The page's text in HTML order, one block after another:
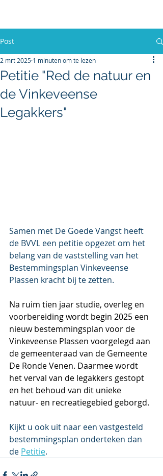
Post
Petitie "Red de natuur en
de Vinkeveense
Legakkers"
2 mrt 2025 1 minuten om te lezen
Samen met De Goede Vangst heeft
de BVVL een petitie opgezet om het
belang van de vaststelling van het
Bestemmingsplan Vinkeveense
Plassen kracht bij te zetten.
Na ruim tien jaar studie, overleg en
voorbereiding wordt begin 2025 een
nieuw bestemmingsplan voor de
Vinkeveense Plassen voorgelegd aan
de gemeenteraad van de Gemeente
De Ronde Venen. Daarmee wordt
het verval van de legakkers gestopt
en het behoud van dit unieke
natuur- en recreatiegebied geborgd.
Kijkt u ook uit naar een vastgesteld
bestemmingsplan onderteken dan
de Petitie.